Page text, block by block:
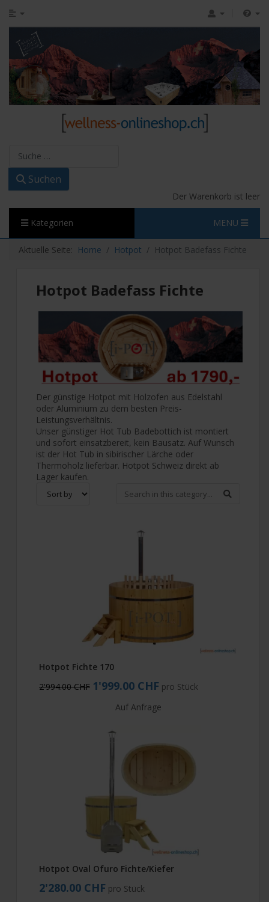
Suchen
Der Warenkorb ist leer
Kategorien MENU
Aktuelle Seite: Home Hotpot Hotpot Badefass Fichte
Hotpot Badefass Fichte
Der günstige Hotpot mit Holzofen aus Edelstahl
oder Aluminium zu dem besten Preis-
Leistungsverhältnis.
Unser günstiger Hot Tub Badebottich ist montiert
und sofort einsatzbereit, kein Bausatz. Auf Wunsch
ist der Hot Tub in sibirischer Lärche oder
Thermoholz lieferbar. Hotpot Schweiz direkt ab
Lager kaufen.
Hotpot Fichte 170
2'994.00 CHF 1'999.00 CHF pro Stück
Auf Anfrage
Hotpot Oval Ofuro Fichte/Kiefer
2'280.00 CHF pro Stück